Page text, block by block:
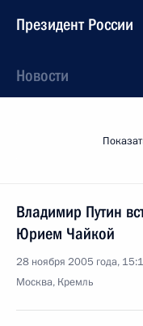
Президент России
Новости
Владимир Путин
Юрием Чайкой
28 ноября 2005 года,
Москва, Кремль